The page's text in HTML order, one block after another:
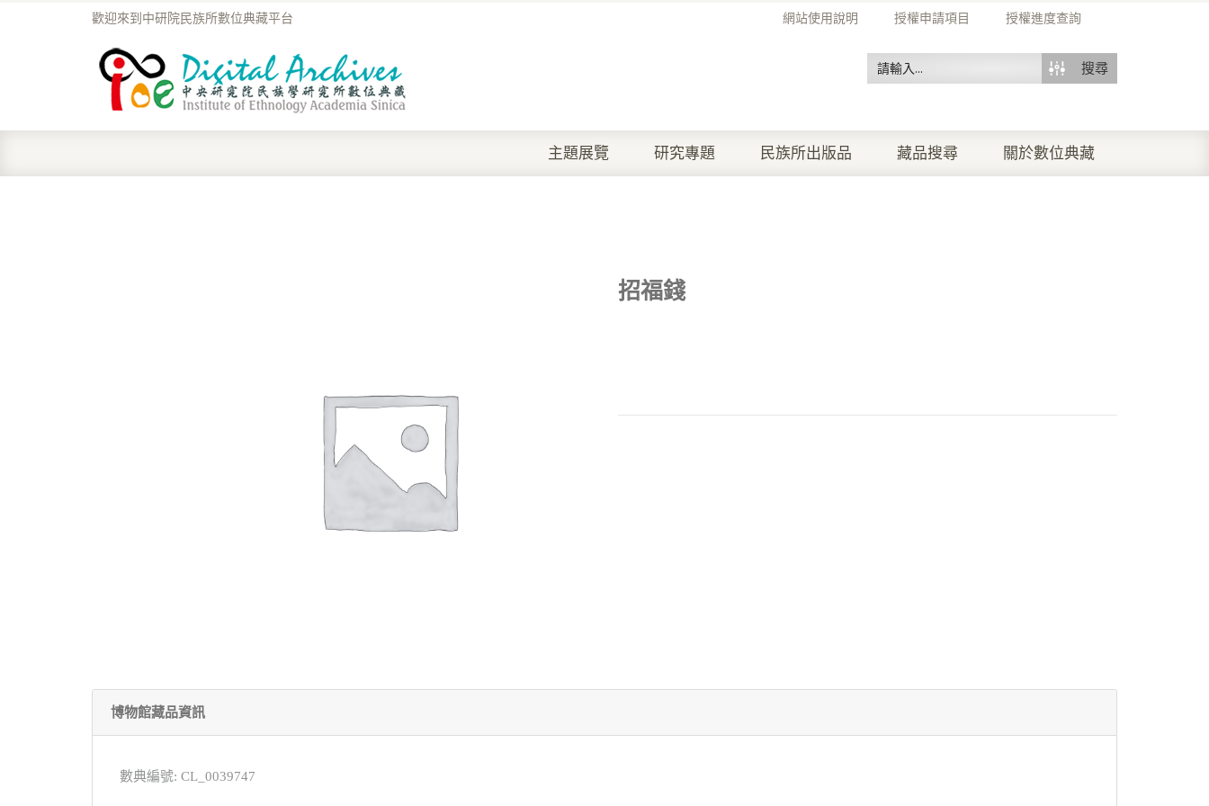
網站使用說明 授權申請項目 授權進度查詢
歡迎來到中研院民族所數位典藏平台
搜尋
主題展覽 研究專題 民族所出版品 藏品搜尋 關於數位典藏
招福錢
博物館藏品資訊
數典編號: CL_0039747